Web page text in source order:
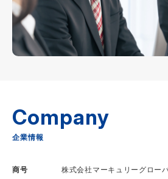
Company
企業情報
商号 株式会社マーキュリーグロー